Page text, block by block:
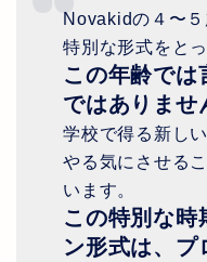
Novakidの４〜
特別な形式をと
この年齢では
ではありませ
学校で得る新し
やる気にさせる
います。
この特別な時
ン形式は、プ